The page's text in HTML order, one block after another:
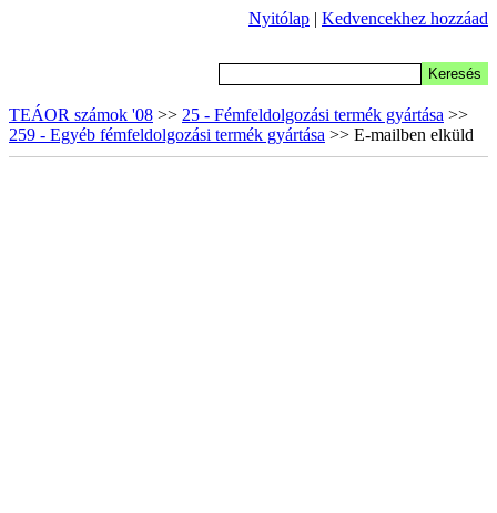
Nyitólap | Kedvencekhez hozzáad
TEÁOR számok '08 >> 25 - Fémfeldolgozási termék gyártása >>
259 - Egyéb fémfeldolgozási termék gyártása >> E-mailben elküld